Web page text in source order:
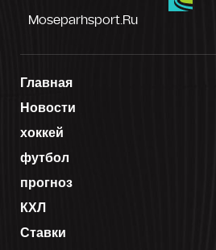
Moseparhsport.ru
Главная
Новости
хоккей
футбол
прогноз
КХЛ
Ставки